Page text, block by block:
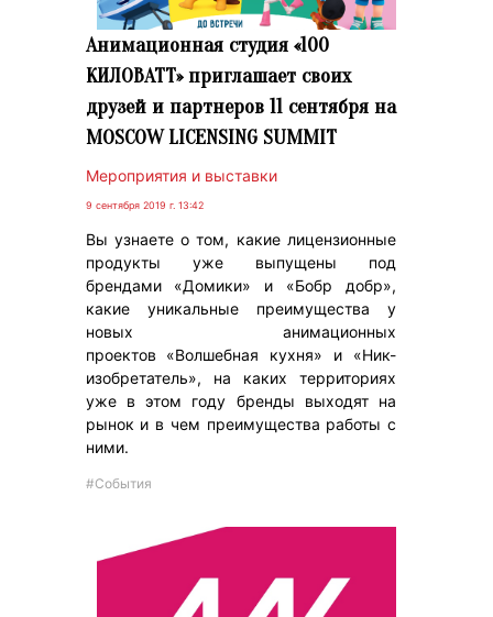
Анимационная студия «100
КИЛОВАТТ» приглашает своих
друзей и партнеров 11 сентября на
MOSCOW LICENSING SUMMIT
Мероприятия и выставки
9 сентября 2019 г. 13:42
Вы узнаете о том, какие лицензионные
продукты уже выпущены под
брендами «Домики» и «Бобр добр»,
какие уникальные преимущества у
новых анимационных
проектов «Волшебная кухня» и «Ник-
изобретатель», на каких территориях
уже в этом году бренды выходят на
рынок и в чем преимущества работы с
ними.
#События